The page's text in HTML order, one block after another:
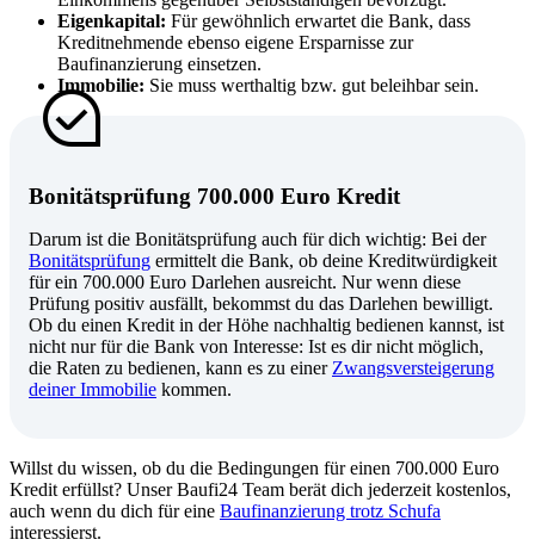
Eigenkapital: Für gewöhnlich erwartet die Bank, dass
Kreditnehmende ebenso eigene Ersparnisse zur
Baufinanzierung einsetzen.
Immobilie: Sie muss werthaltig bzw. gut beleihbar sein.
Bonitätsprüfung 700.000 Euro Kredit
Darum ist die Bonitätsprüfung auch für dich wichtig: Bei der
Bonitätsprüfung ermittelt die Bank, ob deine Kreditwürdigkeit
für ein 700.000 Euro Darlehen ausreicht. Nur wenn diese
Prüfung positiv ausfällt, bekommst du das Darlehen bewilligt.
Ob du einen Kredit in der Höhe nachhaltig bedienen kannst, ist
nicht nur für die Bank von Interesse: Ist es dir nicht möglich,
die Raten zu bedienen, kann es zu einer Zwangsversteigerung
deiner Immobilie kommen.
Willst du wissen, ob du die Bedingungen für einen 700.000 Euro
Kredit erfüllst? Unser Baufi24 Team berät dich jederzeit kostenlos,
auch wenn du dich für eine Baufinanzierung trotz Schufa
interessierst.